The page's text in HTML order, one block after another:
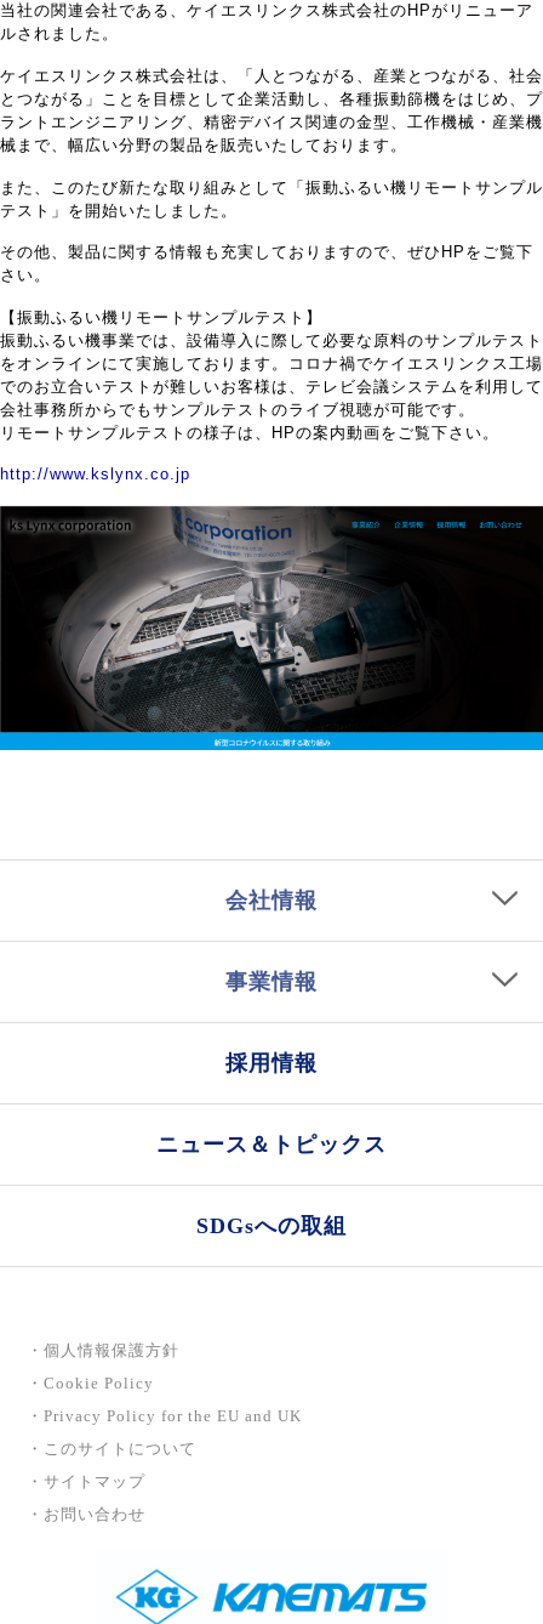
当社の関連会社である、ケイエスリンクス株式会社のHPがリニューア
ルされました。
ケイエスリンクス株式会社は、「人とつながる、産業とつながる、社会
とつながる」ことを目標として企業活動し、各種振動篩機をはじめ、プ
ラントエンジニアリング、精密デバイス関連の金型、工作機械・産業機
械まで、幅広い分野の製品を販売いたしております。
また、このたび新たな取り組みとして「振動ふるい機リモートサンプル
テスト」を開始いたしました。
その他、製品に関する情報も充実しておりますので、ぜひHPをご覧下
さい。
【振動ふるい機リモートサンプルテスト】
振動ふるい機事業では、設備導入に際して必要な原料のサンプルテスト
をオンラインにて実施しております。コロナ禍でケイエスリンクス工場
でのお立合いテストが難しいお客様は、テレビ会議システムを利用して
会社事務所からでもサンプルテストのライブ視聴が可能です。
リモートサンプルテストの様子は、HPの案内動画をご覧下さい。
http://www.kslynx.co.jp
会社情報
事業情報
採用情報
ニュース＆トピックス
SDGsへの取組
・個人情報保護方針
・Cookie Policy
・Privacy Policy for the EU and UK
・このサイトについて
・サイトマップ
・お問い合わせ